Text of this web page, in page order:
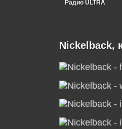
Радио ULTRA
Nickelback,